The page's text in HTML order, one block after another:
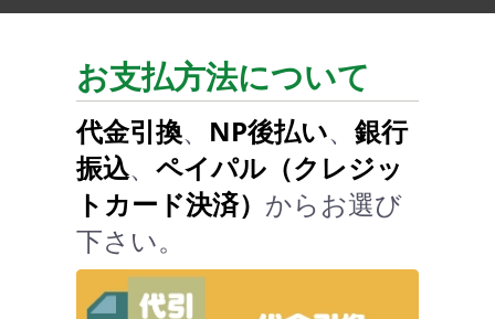
お支払方法について
代金引換、 NP後払い、 銀行
振込、 ペイパル（クレジッ
トカード決済） からお選び
下さい。